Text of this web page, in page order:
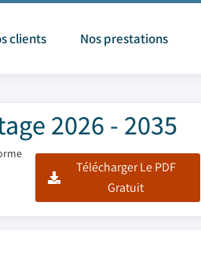
clients Nos prestations
2026 - 2035
Télécharger Le PDF
Gratuit